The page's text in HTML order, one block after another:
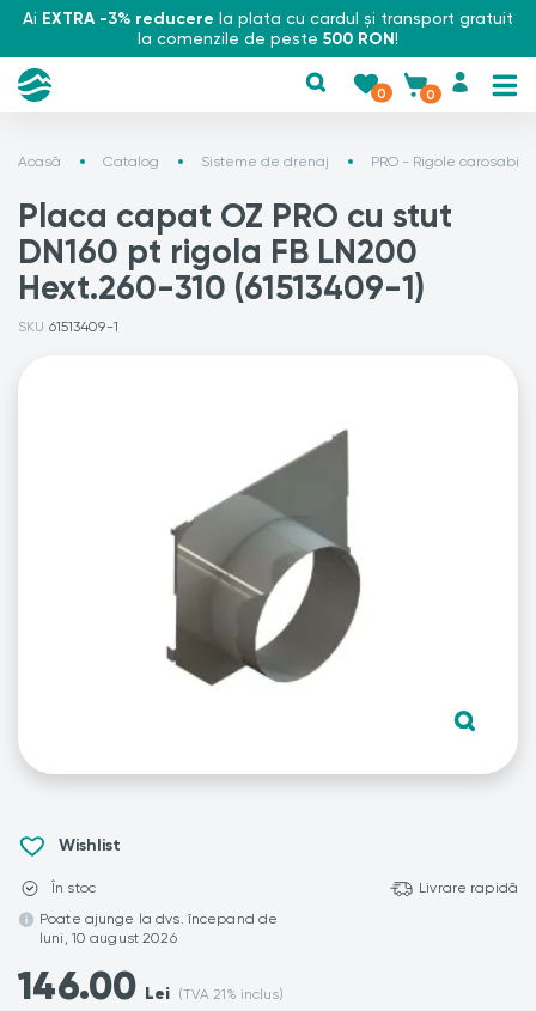
Ai EXTRA -3% reducere la plata cu cardul și transport gratuit
la comenzile de peste 500 RON!
0 0
Acasă Catalog Sisteme de drenaj PRO - Rigole carosabile
Placa capat OZ PRO cu stut
DN160 pt rigola FB LN200
Hext.260-310 (61513409-1)
SKU 61513409-1
Wishlist
În stoc
Livrare rapidă
Poate ajunge la dvs. începand de
luni, 10 august 2026
146.00 Lei (TVA 21% inclus)